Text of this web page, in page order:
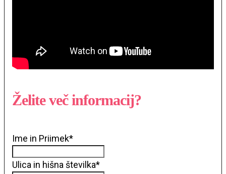
Želite več informacij?
Ime in Priimek*
Ulica in hišna številka*